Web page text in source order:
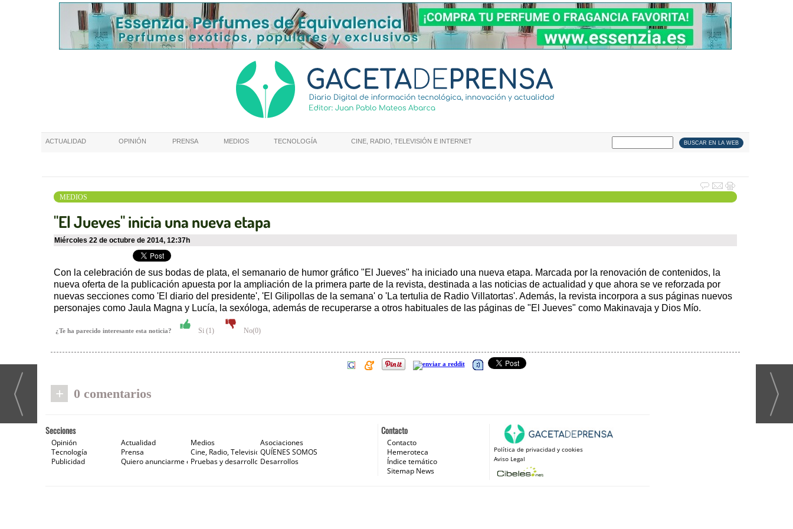
ACTUALIDAD OPINIÓN PRENSA MEDIOS TECNOLOGÍA CINE, RADIO, TELEVISIÓN E INTERNET
MEDIOS
"El Jueves" inicia una nueva etapa
miércoles 22 de octubre de 2014, 12:37h
Con la celebración de sus bodas de plata, el semanario de humor gráfico "El Jueves" ha iniciado una nueva etapa. Marcada por la renovación de contenidos, la
nueva oferta de la publicación apuesta por la ampliación de la primera parte de la revista, destinada a las noticias de actualidad y que ahora se ve reforzada por
nuevas secciones como 'El diario del presidente', 'El Gilipollas de la semana' o 'La tertulia de Radio Villatortas'. Además, la revista incorpora a sus páginas nuevos
personajes como Jaula Magna y Lucía, la sexóloga, además de recuperarse a otros habituales de las páginas de "El Jueves" como Makinavaja y Dios Mío.
¿Te ha parecido interesante esta noticia? Si (1) No(0)
+ 0 comentarios
Contacto
Contacto
Hemeroteca
Índice temático
Sitemap News
Política de privacidad y cookies
Aviso Legal
Secciones
Opinión Actualidad Medios
Asociaciones
Tecnología
Prensa Cine, Radio, Televisión e Internet
QUÍENES SOMOS
Publicidad
Quiero anunciarme en Gaceta de Prensa
Pruebas y desarrollosDesarrollos